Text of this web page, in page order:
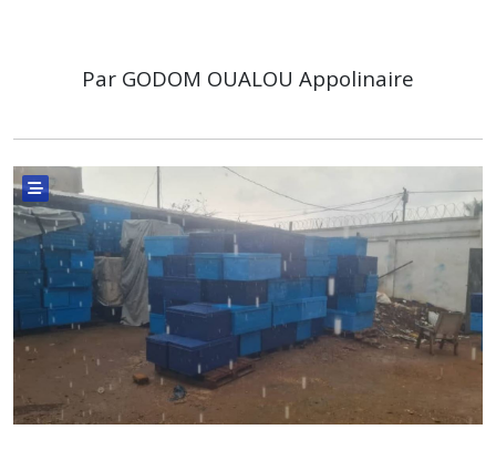
Par GODOM OUALOU Appolinaire